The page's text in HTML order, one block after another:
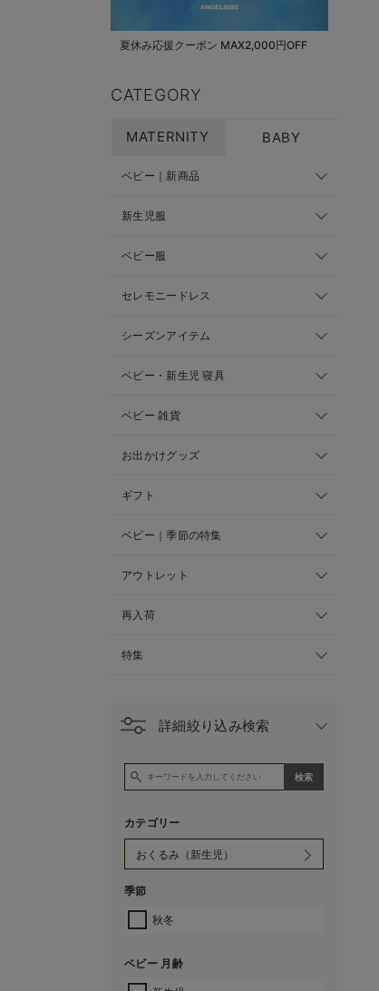
夏休み応援クーポン MAX2,000円OFF
CATEGORY
MATERNITY BABY
ベビー｜新商品
新生児服
ベビー服
セレモニードレス
シーズンアイテム
ベビー・新生児 寝具
ベビー 雑貨
お出かけグッズ
ギフト
ベビー｜季節の特集
アウトレット
再入荷
特集
詳細絞り込み検索
カテゴリー
季節
秋冬
ベビー 月齢